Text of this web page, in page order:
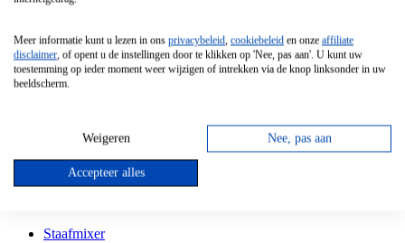
Vrijstaande Magnetron
Vrijstaande Kookplaat
Inbouw Gaskookplaat
Inbouw Keramische Kookplaat
Kookplaat Accessoires
Staafmixer
Meer informatie kunt u lezen in ons privacybeleid, cookiebeleid en onze affiliate
disclaimer, of opent u de instellingen door te klikken op 'Nee, pas aan'. U kunt uw
toestemming op ieder moment weer wijzigen of intrekken via de knop linksonder in uw
beeldscherm.
Weigeren Nee, pas aan
Accepteer alles